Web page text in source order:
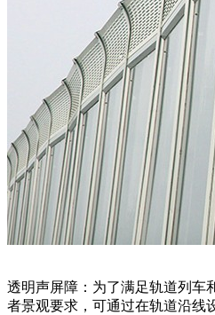
透明声屏障：为了满足轨道列车
者景观要求，可通过在轨道沿线